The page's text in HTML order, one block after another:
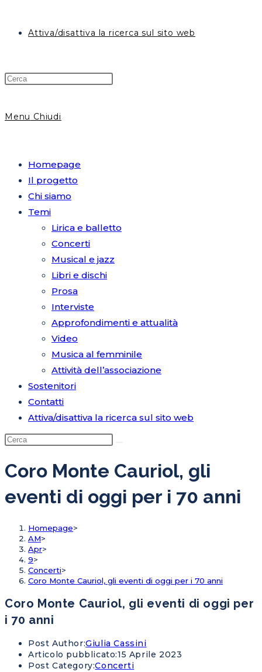
Attiva/disattiva la ricerca sul sito web
Menu Chiudi
Homepage
Il progetto
Chi siamo
Temi
Lirica e balletto
Concerti
Musical e jazz
Libri e dischi
Prosa
Interviste
Approfondimenti e attualità
Video
Musica al femminile
Attività dell’associazione
Sostenitori
Contatti
Attiva/disattiva la ricerca sul sito web
Coro Monte Cauriol, gli
eventi di oggi per i 70 anni
Homepage>
AM>
Apr>
9>
Concerti>
Coro Monte Cauriol, gli eventi di oggi per i 70 anni
Coro Monte Cauriol, gli eventi di oggi per
i 70 anni
Post Author:Giulia Cassini
Articolo pubblicato:15 Aprile 2023
Post Category:Concerti